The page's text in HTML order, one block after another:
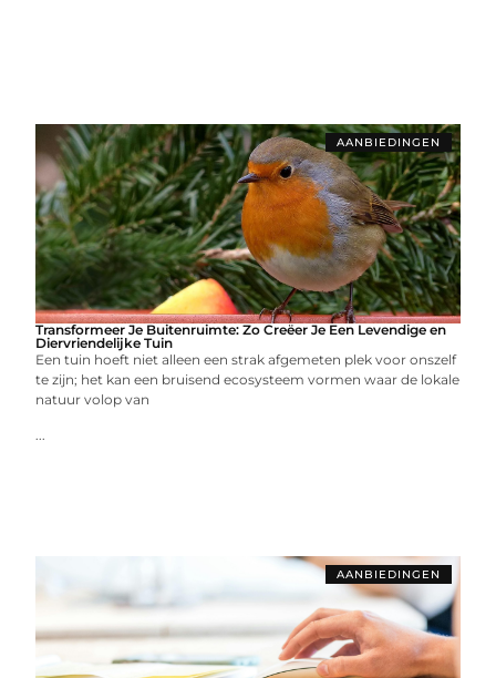
AANBIEDINGEN
Transformeer Je Buitenruimte: Zo Creëer Je Een Levendige en
Diervriendelijke Tuin
Een tuin hoeft niet alleen een strak afgemeten plek voor onszelf
te zijn; het kan een bruisend ecosysteem vormen waar de lokale
natuur volop van
...
AANBIEDINGEN